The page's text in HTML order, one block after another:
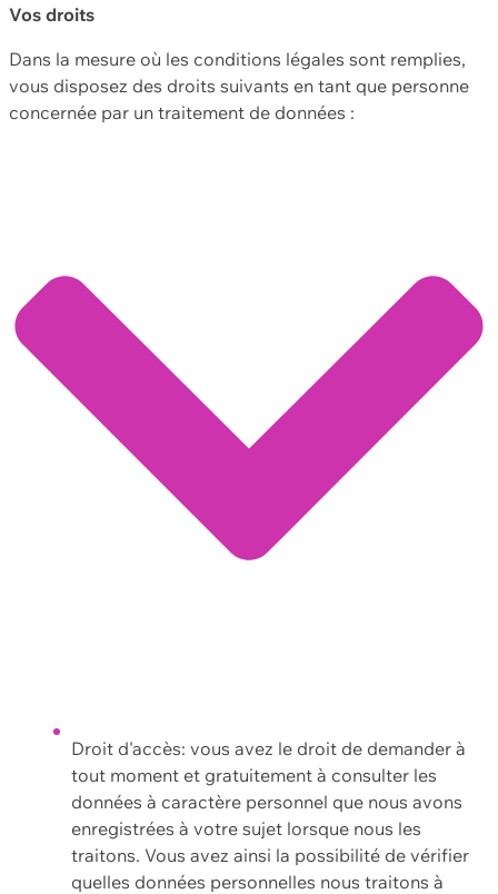
Vos droits
Dans la mesure où les conditions légales sont remplies,
vous disposez des droits suivants en tant que personne
concernée par un traitement de données :
Droit d'accès: vous avez le droit de demander à
tout moment et gratuitement à consulter les
données à caractère personnel que nous avons
enregistrées à votre sujet lorsque nous les
traitons. Vous avez ainsi la possibilité de vérifier
quelles données personnelles nous traitons à